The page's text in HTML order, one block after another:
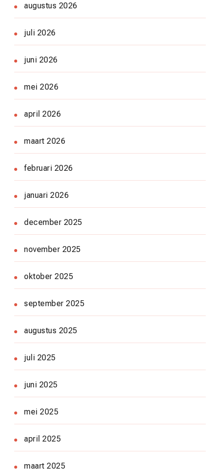
augustus 2026
juli 2026
juni 2026
mei 2026
april 2026
maart 2026
februari 2026
januari 2026
december 2025
november 2025
oktober 2025
september 2025
augustus 2025
juli 2025
juni 2025
mei 2025
april 2025
maart 2025